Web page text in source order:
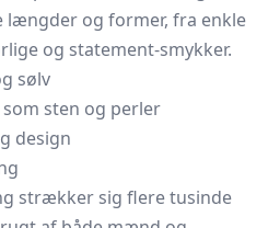
længder og former, fra enkle
og statement-smykker.
sølv
sten og perler
design
strækker sig flere tusinde